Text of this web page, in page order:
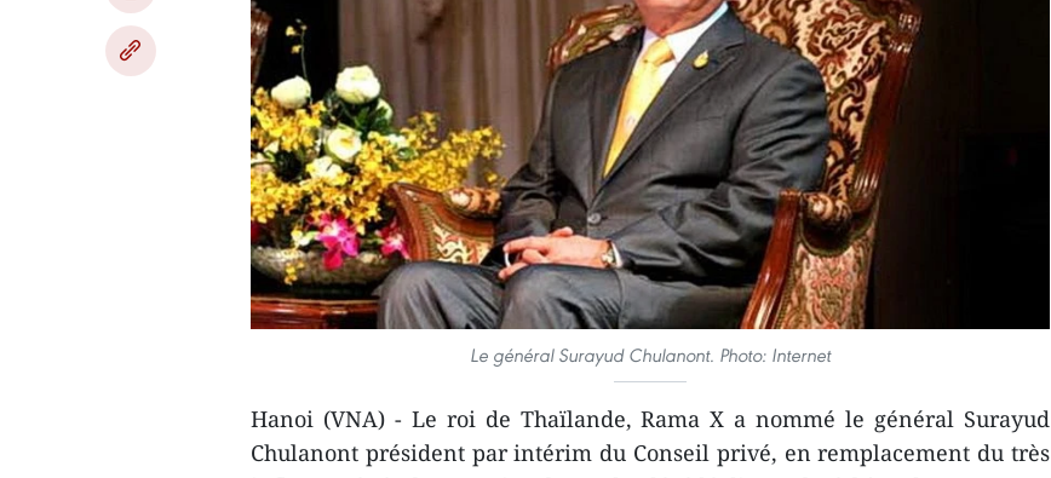
Le général Surayud Chulanont. Photo: Internet
Hanoi (VNA) - Le roi de Thaïlande, Rama X a nommé le général Surayud
Chulanont président par intérim du Conseil privé, en remplacement du très